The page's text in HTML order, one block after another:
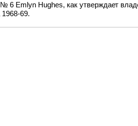
6 Emlyn Hughes, как утверждает
69.